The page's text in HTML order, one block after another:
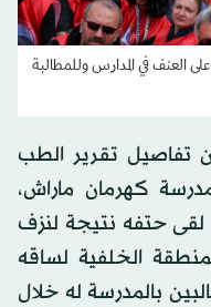
العنف في المدارس وللمطالبة
تقرير الطب
كهرمان ماراش،
لقى حتفه نتيجة لنزف
الخلفية لساقه
بالمدرسة له خلال